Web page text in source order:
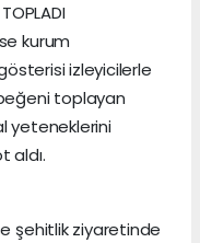
kurum
izleyicilerle
toplayan
yeteneklerini
aldı.
şehitlik ziyaretinde